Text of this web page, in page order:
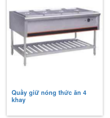
Quầy giữ nóng thức ăn 4
khay